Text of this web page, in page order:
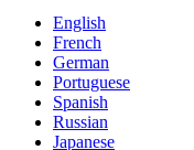
English
French
German
Portuguese
Spanish
Russian
Japanese